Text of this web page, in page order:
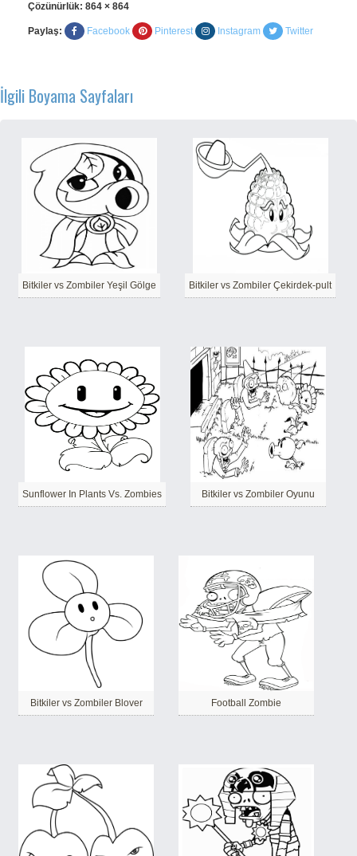
Çözünürlük: 864 × 864
Paylaş: Facebook Pinterest Instagram Twitter
İlgili Boyama Sayfaları
Bitkiler vs Zombiler Yeşil Gölge Bitkiler vs Zombiler Çekirdek-pult
Sunflower In Plants Vs. Zombies Bitkiler vs Zombiler Oyunu
Bitkiler vs Zombiler Blover Football Zombie